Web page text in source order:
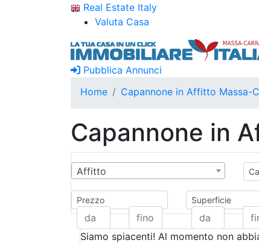
Real Estate Italy
Valuta Casa
Pubblica Annunci
Home
Capannone in Affitto Massa-
Capannone in
Affitto
Prezzo Superficie
Siamo spiacenti! Al momento non